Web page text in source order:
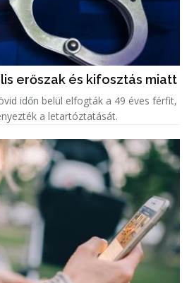
erőszak és kifosztás miatt
időn belül elfogták a 49 éves férfit,
a letartóztatását.